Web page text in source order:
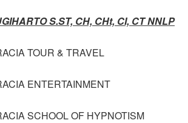
S.ST, CH, CHt, CI, CT NNLP
TOUR & TRAVEL
ENTERTAINMENT
SCHOOL OF HYPNOTISM